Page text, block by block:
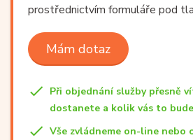
prostřednictvím formuláře pod
Mám dotaz
Při objednání služby přesně
dostanete a kolik vás to
Vše zvládneme on-line nebo